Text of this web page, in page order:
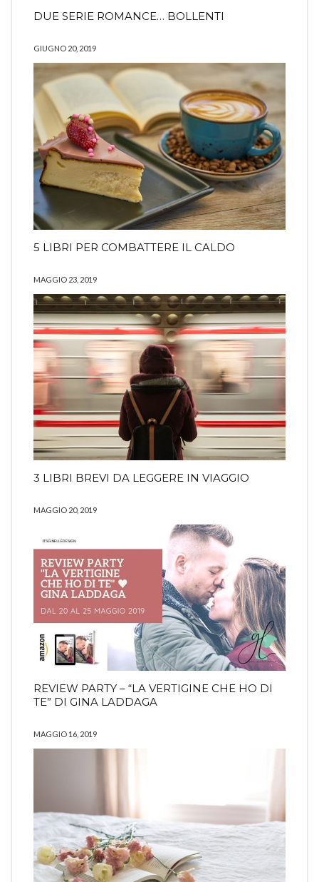
DUE SERIE ROMANCE… BOLLENTI
GIUGNO 20, 2019
5 LIBRI PER COMBATTERE IL CALDO
MAGGIO 23, 2019
3 LIBRI BREVI DA LEGGERE IN VIAGGIO
MAGGIO 20, 2019
REVIEW PARTY – “LA VERTIGINE CHE HO DI
TE” DI GINA LADDAGA
MAGGIO 16, 2019